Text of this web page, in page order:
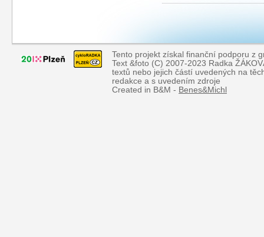
Tento projekt získal finanční podporu z
Text &foto (C) 2007-2023 Radka
textů nebo jejich částí uvedených na
redakce a s uvedením zdroje
Created in B&M - Benes&Michl